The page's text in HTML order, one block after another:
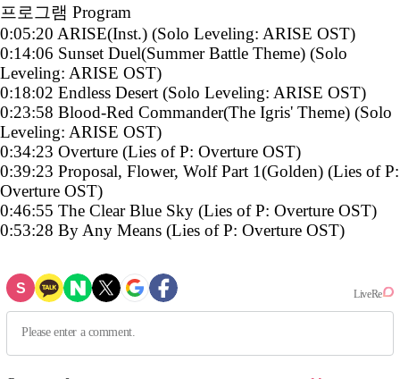
프로그램 Program
0:05:20 ARISE(Inst.) (Solo Leveling: ARISE OST)
0:14:06 Sunset Duel(Summer Battle Theme) (Solo
Leveling: ARISE OST)
0:18:02 Endless Desert (Solo Leveling: ARISE OST)
0:23:58 Blood-Red Commander(The Igris' Theme) (Solo
Leveling: ARISE OST)
0:34:23 Overture (Lies of P: Overture OST)
0:39:23 Proposal, Flower, Wolf Part 1(Golden) (Lies of P:
Overture OST)
0:46:55 The Clear Blue Sky (Lies of P: Overture OST)
0:53:28 By Any Means (Lies of P: Overture OST)